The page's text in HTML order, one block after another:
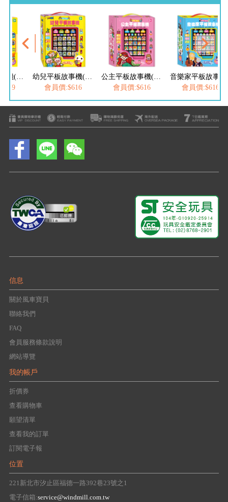
會員價:$616
會員價:$616
會員價:$616
信息
關於風車寶貝
聯絡我們
FAQ
會員服務條款說明
網站導覽
我的帳戶
折價券
查看購物車
願望清單
查看我的訂單
訂閱電子報
位置
221新北市汐止區福德一路392巷23號之1
電子信箱:service@windmill.com.tw